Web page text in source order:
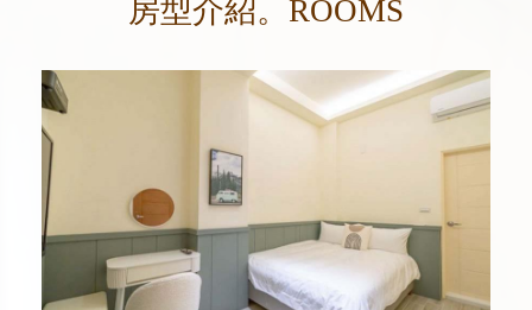
房型介紹。ROOMS